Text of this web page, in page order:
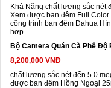
Khả Năng chất lượng sắc nét
Xem được ban đêm Full
công trình ban đêm Dahua
hợp
Bộ Camera Quán Cà Phê Độ
8,200,000 VNĐ
chất lượng sắc nét đến 5.0
được ban đêm Hồng Ngoại